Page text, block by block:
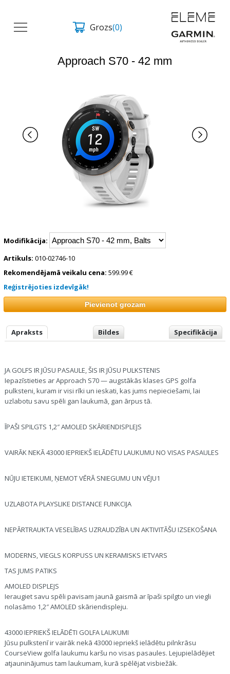
Grozs(0)
Approach S70 - 42 mm
Modifikācija:
Artikuls: 010-02746-10
Rekomendējamā veikalu cena: 599.99 €
Reģistrējoties izdevīgāk!
Apraksts Bildes Specifikācija
JA GOLFS IR JŪSU PASAULE, ŠIS IR JŪSU PULKSTENIS
Iepazīstieties ar Approach S70 — augstākās klases GPS golfa
pulksteni, kuram ir visi rīki un ieskati, kas jums nepieciešami, lai
uzlabotu savu spēli gan laukumā, gan ārpus tā.
ĪPAŠI SPILGTS 1,2″ AMOLED SKĀRIENDISPLEJS
VAIRĀK NEKĀ 43000 IEPRIEKŠ IELĀDĒTU LAUKUMU NO VISAS PASAULES
NŪJU IETEIKUMI, ŅEMOT VĒRĀ SNIEGUMU UN VĒJU1
UZLABOTA PLAYSLIKE DISTANCE FUNKCIJA
NEPĀRTRAUKTA VESELĪBAS UZRAUDZĪBA UN AKTIVITĀŠU IZSEKOŠANA
MODERNS, VIEGLS KORPUSS UN KERAMISKS IETVARS
TAS JUMS PATIKS
AMOLED DISPLEJS
Ieraugiet savu spēli pavisam jaunā gaismā ar īpaši spilgto un viegli
nolasāmo 1,2″ AMOLED skāriendispleju.
43000 IEPRIEKŠ IELĀDĒTI GOLFA LAUKUMI
Jūsu pulkstenī ir vairāk nekā 43000 iepriekš ielādētu pilnkrāsu
CourseView golfa laukumu karšu no visas pasaules. Lejupielādējiet
atjauninājumus tam laukumam, kurā spēlējat visbiežāk.